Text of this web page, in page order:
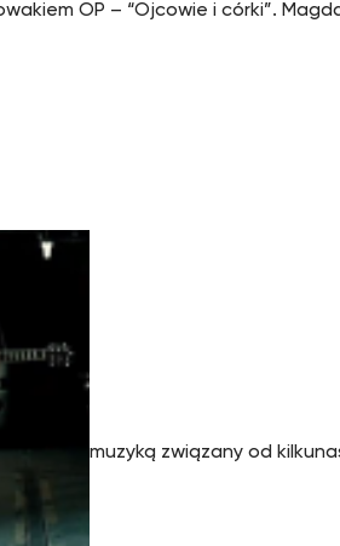
OP – “Ojcowie i córki”.
muzyką związany od